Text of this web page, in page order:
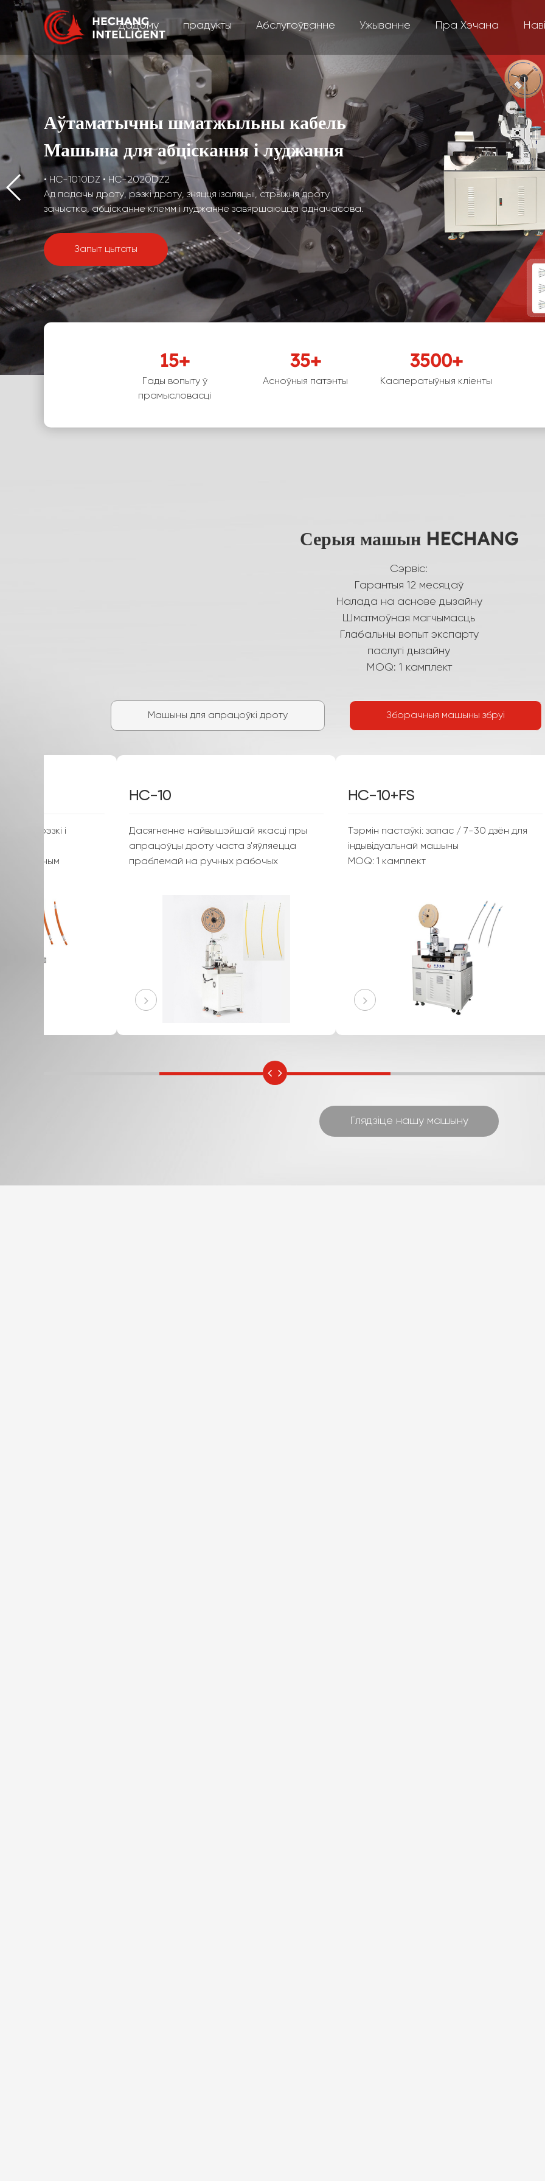
дадому прадукты Абслугоўванне Ужыванне Пра Хэчана
Аўтаматычны шматжыльны кабель
Машына для абціскання і луджання
• HC-1010DZ • HC-2020DZ2
Ад падачы дроту, рэзкі дроту, зняцця ізаляцыі, стрыжня дроту
зачыстка, абцісканне клемм і луджанне завяршаюцца адначасова.
Запыт цытаты
15+
Гады вопыту ў
прамысловасці
35+
Асноўныя патэнты
3500+
Кааператыўныя кліенты
Серыя машын HECHANG
Сэрвіс:
Гарантыя 12 месяцаў
Налада на аснове дызайну
Шматмоўная магчымасць
Глабальны вопыт экспарту
паслугі дызайну
MOQ: 1 камплект
Машыны для апрацоўкі дроту Зборачныя машыны збруі
Аўтаматычная машына для рэзкі і зачысткі
кабеля з'яўляецца высокаэфектыўным і
дакладным прыладай. Ён прызначаны для
аўтаматычная машына для рэзкі і зачысткі
кабеляў можа апрацоўваць кабелі розных
тыпаў і памераў, забяспечваючы стабільныя
вынікі. Гэта значна павышае эфектыўнасць
вытворчасці і зніжае працоўныя выдаткі.
Дзякуючы перадавой тэхналогіі ён
забяспечвае чыстыя і дакладныя разрэзы і
паласы, павышаючы якасць апрацоўкі
кабеля. Як у электроннай прамысловасці, так
аптымізацыі аперацый і забеспячэння
HC-10
Дасягненне найвышэйшай якасці пры
апрацоўцы дроту часта з'яўляецца
праблемай на ручных рабочых
Глядзіце нашу машыну